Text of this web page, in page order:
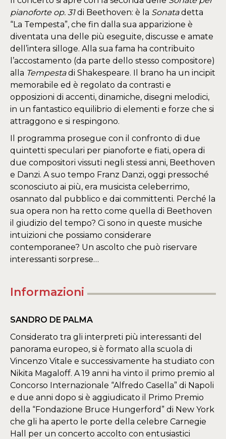
pianoforte op. 31di Beethoven: è la Sonatadetta
“La Tempesta”, che fin dalla sua apparizione è
diventata una delle più eseguite, discusse e amate
dell’intera silloge. Alla sua fama ha contribuito
l’accostamento (da parte dello stesso compositore)
alla Tempestadi Shakespeare. Il brano ha un incipit
memorabile ed è regolato da contrasti e
opposizioni di accenti, dinamiche, disegni melodici,
in un fantastico equilibrio di elementi e forze che si
attraggono e si respingono.
Il programma prosegue con il confronto di due
quintetti speculari per pianoforte e fiati, opera di
due compositori vissuti negli stessi anni, Beethoven
e Danzi. A suo tempo Franz Danzi, oggi pressoché
sconosciuto ai più, era musicista celeberrimo,
osannato dal pubblico e dai committenti. Perché la
sua opera non ha retto come quella di Beethoven
il giudizio del tempo? Ci sono in queste musiche
intuizioni che possiamo considerare
contemporanee? Un ascolto che può riservare
interessanti sorprese…
Informazioni
SANDRO DE PALMA
Considerato tra gli interpreti più interessanti del
panorama europeo, si è formato alla scuola di
Vincenzo Vitale e successivamente ha studiato con
Nikita Magaloff. A 19 anni ha vinto il primo premio al
Concorso Internazionale “Alfredo Casella” di Napoli
e due anni dopo si è aggiudicato il Primo Premio
della “Fondazione Bruce Hungerford” di New York
che gli ha aperto le porte della celebre Carnegie
Hall per un concerto accolto con entusiastici